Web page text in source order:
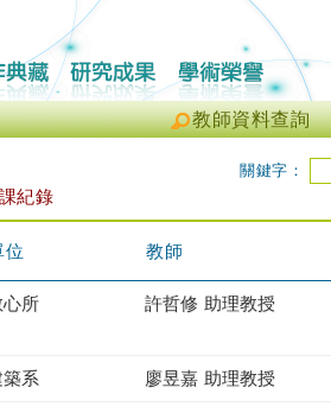
教師資料查詢
關鍵字：
紀錄
位 教師
心所 許哲修 助理教授
系 廖昱嘉 助理教授